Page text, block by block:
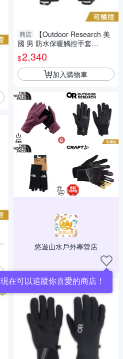
商店
【Outdoor Research 美
國 男 防水保暖觸控手套
《黑》】300550/保暖手套/機
車手套/防滑手套
$2,340
加入購物車
悠遊山水戶外專營店
現在可以追蹤你喜愛的商店！